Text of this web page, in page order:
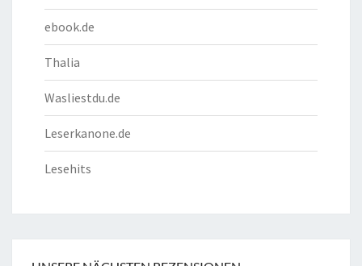
ebook.de
Thalia
Wasliestdu.de
Leserkanone.de
Lesehits